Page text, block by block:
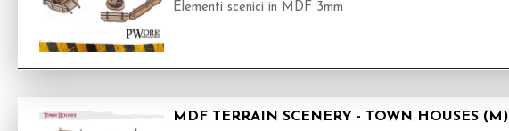
Elementi scenici in MDF 3mm
MDF TERRAIN SCENERY - TOWN HOUSES (M)